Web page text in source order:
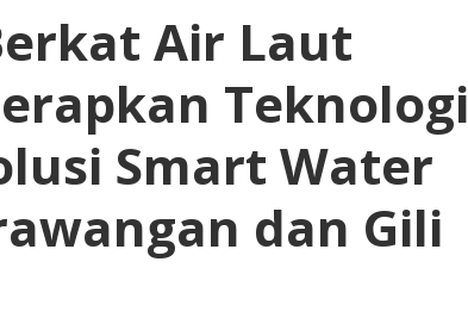
Air Laut
Teknologi
Smart Water
dan Gili